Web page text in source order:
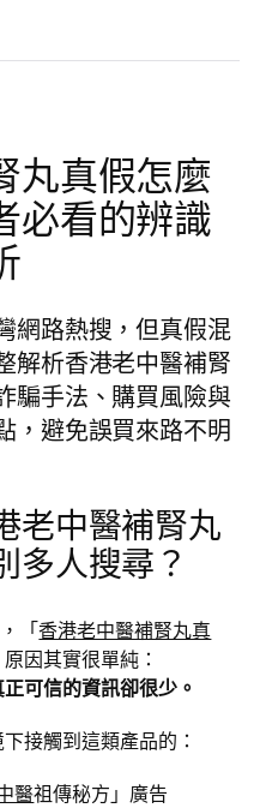
丸真假怎麼
必看的辨識
網路熱搜，但真假混
解析香港老中醫補腎
騙手法、購買風險與
，避免誤買來路不明
老中醫補腎丸
多人搜尋？
「香港老中醫補腎丸真
因其實很單純：
可信的資訊卻很少。
接觸到這類產品的：
醫祖傳秘方」廣告